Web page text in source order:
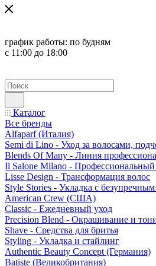
график работы: по будням
с 11:00 до 18:00
Каталог
Все бренды
Alfaparf (Италия)
Semi di Lino - Уход за волосами,
Blends Of Many - Линия
Il Salone Milano - Профессиональный
Lisse Design - Трансформация волос
Style Stories - Укладка с безупречным
American Crew (США)
Classic - Ежедневный уход
Precision Blend - Окрашивание и
Shave - Средства для бритья
Styling - Укладка и стайлинг
Authentic Beauty Concept (Германия)
Batiste (Великобритания)